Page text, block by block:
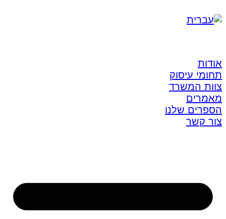
אודות
תחומי עיסוק
צוות המשרד
מאמרים
הספרים שלנו
צור קשר